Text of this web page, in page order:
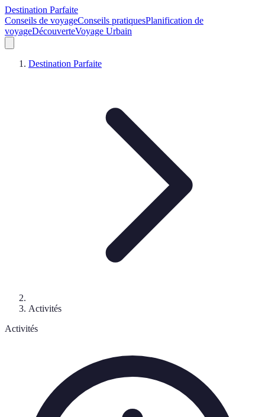
Destination Parfaite
Conseils de voyageConseils pratiquesPlanification de
voyageDécouverteVoyage Urbain
Destination Parfaite
Activités
Activités